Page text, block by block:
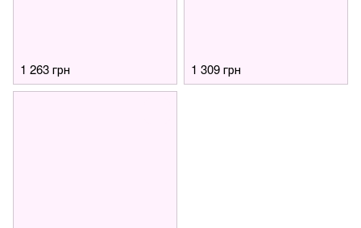
1 263 грн 1 309 грн